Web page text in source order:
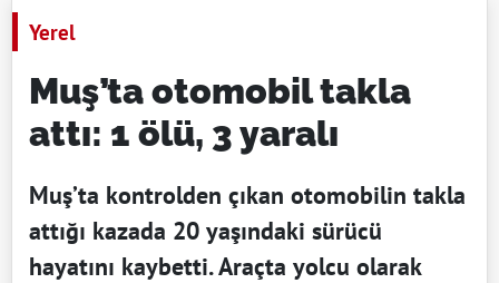
Yerel
Muş’ta otomobil takla
attı: 1 ölü, 3 yaralı
Muş’ta kontrolden çıkan otomobilin takla
attığı kazada 20 yaşındaki sürücü
hayatını kaybetti. Araçta yolcu olarak